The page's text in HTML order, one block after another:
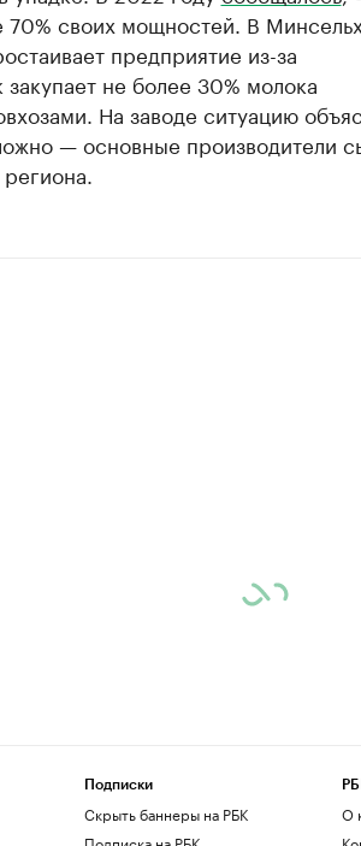
70% своих мощностей. В
предприятие из-за
не более 30% молока
На заводе ситуацию
— основные производители
Подписки
Скрыть баннеры на РБК
О